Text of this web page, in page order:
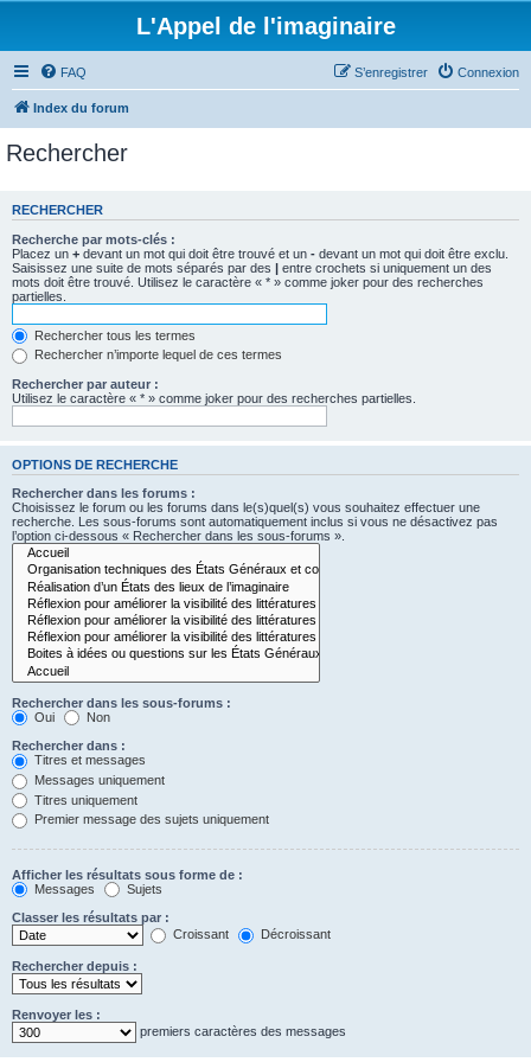
L'Appel de l'imaginaire
FAQ Connexion
S’enregistrer
Index du forum
Rechercher
RECHERCHER
Recherche par mots-clés :
Placez un + devant un mot qui doit être trouvé et un - devant un mot qui doit être exclu.
Saisissez une suite de mots séparés par des | entre crochets si uniquement un des
mots doit être trouvé. Utilisez le caractère « * » comme joker pour des recherches
partielles.
Rechercher tous les termes
Rechercher n’importe lequel de ces termes
Rechercher par auteur :
Utilisez le caractère « * » comme joker pour des recherches partielles.
OPTIONS DE RECHERCHE
Rechercher dans les forums :
Choisissez le forum ou les forums dans le(s)quel(s) vous souhaitez effectuer une
recherche. Les sous-forums sont automatiquement inclus si vous ne désactivez pas
l’option ci-dessous « Rechercher dans les sous-forums ».
Rechercher dans les sous-forums :
Oui
Non
Rechercher dans :
Titres et messages
Messages uniquement
Titres uniquement
Premier message des sujets uniquement
Afficher les résultats sous forme de :
Messages
Sujets
Classer les résultats par :
Croissant
Décroissant
Rechercher depuis :
Renvoyer les :
premiers caractères des messages